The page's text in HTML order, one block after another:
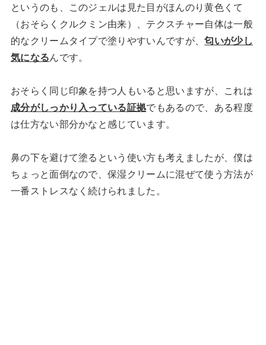
というのも、このジェルは見た目がほんのり黄色くて
（おそらくクルクミン由来）、テクスチャー自体は一般
的なクリームタイプで塗りやすいんですが、匂いが少し
気になるんです。
おそらく同じ印象を持つ人もいると思いますが、これは
成分がしっかり入っている証拠でもあるので、ある程度
は仕方ない部分かなと感じています。
鼻の下を避けて塗るという使い方も考えましたが、僕は
ちょっと面倒なので、保湿クリームに混ぜて使う方法が
一番ストレスなく続けられました。